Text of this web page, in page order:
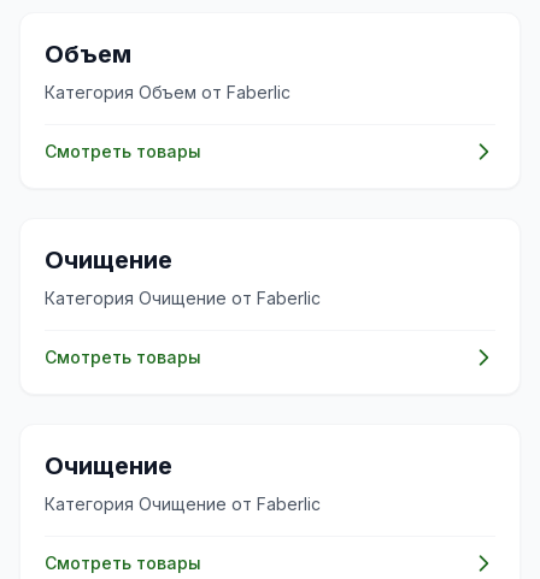
✨
Объем
Категория Объем от Faberlic
Смотреть товары
✨
Очищение
Категория Очищение от Faberlic
Смотреть товары
✨
Очищение
Категория Очищение от Faberlic
Смотреть товары